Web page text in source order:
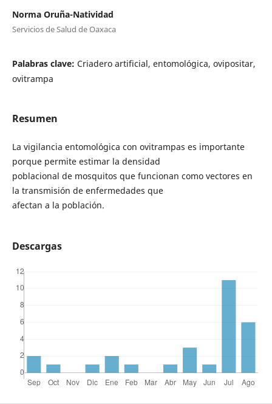
Norma Oruña-Natividad
Servicios de Salud de Oaxaca
Palabras clave: Criadero artificial, entomológica, ovipositar,
ovitrampa
Resumen
La vigilancia entomológica con ovitrampas es importante
porque permite estimar la densidad
poblacional de mosquitos que funcionan como vectores en
la transmisión de enfermedades que
afectan a la población.
Descargas